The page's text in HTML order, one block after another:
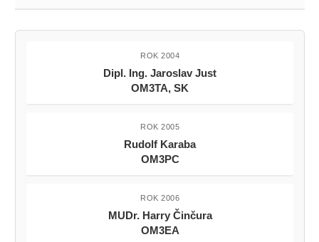
ROK 2004
Dipl. Ing. Jaroslav Just
OM3TA, SK
ROK 2005
Rudolf Karaba
OM3PC
ROK 2006
MUDr. Harry Činčura
OM3EA